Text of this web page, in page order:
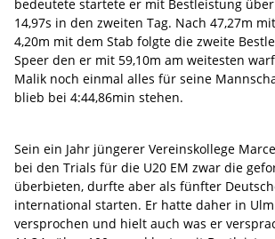
bedeutete startete er mit Bestleistung
14,97s in den zweiten Tag. Nach 47,27m
4,20m mit dem Stab folgte die zweite
Speer den er mit 59,10m am weitesten
Malik noch einmal alles für seine
blieb bei 4:44,86min stehen.
Sein ein Jahr jüngerer Vereinskollege
bei den Trials für die U20 EM zwar die
überbieten, durfte aber als fünfter
international starten. Er hatte daher in
versprochen und hielt auch was er